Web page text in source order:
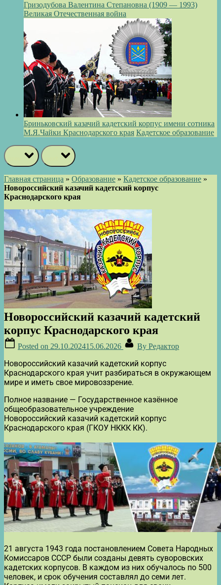
Гризодубова Валентина Степановна (1909 — 1993)
Великая Отечественная война
Бриньковский казачий кадетский корпус имени сотника
М.Я.Чайки Краснодарского края Кадетское образование
Главная страница » Образование » Кадетское образование »
Новороссийский казачий кадетский корпус
Краснодарского края
Новороссийский казачий кадетский
корпус Краснодарского края
Posted on 29.10.202415.06.2026 By Редактор
Новороссийский казачий кадетский корпус
Краснодарского края учит разбираться в окружающем
мире и иметь свое мировоззрение.
Полное название — Государственное казённое
общеобразовательное учреждение
Новороссийский казачий кадетский корпус
Краснодарского края (ГКОУ НККК КК).
21 августа 1943 года постановлением Совета Народных
Комиссаров СССР были созданы девять суворовских
кадетских корпусов. В каждом из них обучалось по 500
человек, и срок обучения составлял до семи лет.